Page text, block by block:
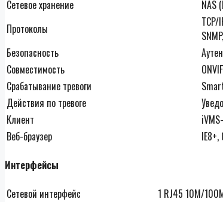
Сетевое хранение
NAS
Протоколы
TCP/
Безопасность
Совместимость
Срабатывание тревоги
Действия по тревоге
Клиент
Веб-браузер
Интерфейсы
Сетевой интерфейс
1 RJ45 10M/